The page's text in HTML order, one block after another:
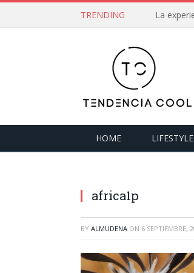
TRENDING La
HOME LIFESTYLE
africa1p
BY ALMUDENA ON 6 SEPTIEMBRE,